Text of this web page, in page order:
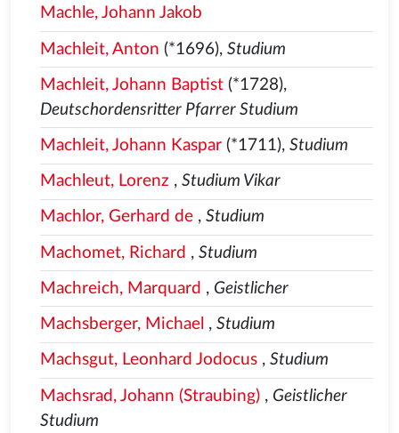
Machle, Johann Jakob
Machleit, Anton (*1696), Studium
Machleit, Johann Baptist(*1728),
Deutschordensritter Pfarrer Studium
Machleit, Johann Kaspar(*1711), Studium
Machleut, Lorenz , Studium Vikar
Machlor, Gerhard de, Studium
Machomet, Richard , Studium
Machreich, Marquard , Geistlicher
Machsberger, Michael , Studium
Machsgut, Leonhard Jodocus, Studium
Machsrad, Johann (Straubing), Geistlicher
Studium